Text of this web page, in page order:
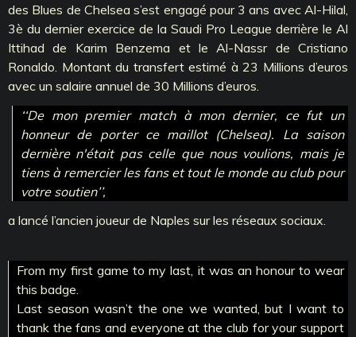
des Blues de Chelsea s’est engagé pour 3 ans avec Al-Hilal,
3è du dernier exercice de la Saudi Pro League derrière le Al
Ittihad de Karim Benzema et le Al-Nassr de Cristiano
Ronaldo. Montant du transfert estimé à 23 Millions d’euros
avec un salaire annuel de 30 Millions d’euros.
‘‘De mon premier match à mon dernier, ce fut un
honneur de porter ce maillot (Chelsea). La saison
dernière n'était pas celle que nous voulions, mais je
tiens à remercier les fans et tout le monde au club pour
votre soutien’’,
a lancé l’ancien joueur de Naples sur les réseaux sociaux.
From my first game to my last, it was an honour to wear
this badge.
Last season wasn’t the one we wanted, but I want to
thank the fans and everyone at the club for your support